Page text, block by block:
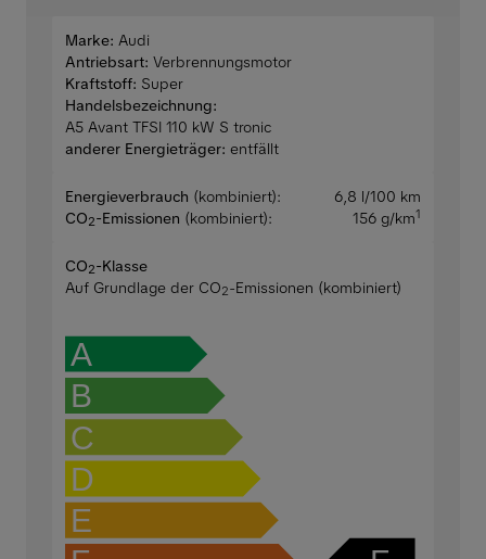
Marke: Audi
Antriebsart: Verbrennungsmotor
Kraftstoff: Super
Handelsbezeichnung:
A5 Avant TFSI 110 kW S tronic
anderer Energieträger: entfällt
Energieverbrauch (kombiniert):
6,8 l/100 km
CO2-Emissionen (kombiniert): 156 g/km1
CO2-Klasse
Auf Grundlage der CO2-Emissionen (kombiniert)
A
B
C
D
E